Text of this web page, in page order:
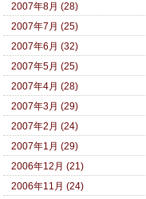
2007年8月 (28)
2007年7月 (25)
2007年6月 (32)
2007年5月 (25)
2007年4月 (28)
2007年3月 (29)
2007年2月 (24)
2007年1月 (29)
2006年12月 (21)
2006年11月 (24)